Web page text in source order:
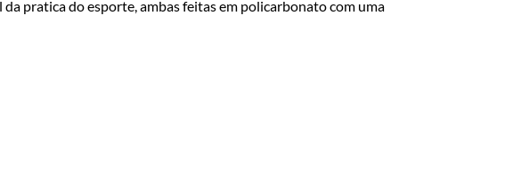
pratica do esporte, ambas feitas em policarbonato com uma